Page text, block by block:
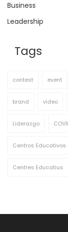
Business
Leadership
Tags
contest event
brand video
Liderazgo
Centros Educativos
Centres Educatius